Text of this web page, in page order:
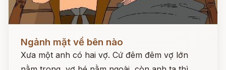
Ngảnh mặt về bên nào
Xưa một anh có hai vợ. Cứ đêm đêm vợ lớn